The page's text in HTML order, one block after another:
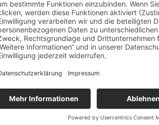
blumigem
Tippy Golden
mit vielen goldenen Tips
süßlichen